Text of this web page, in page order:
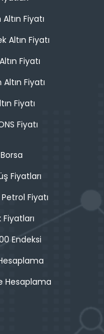
Fiyatı
Altın Fiyatı
Fiyatı
Altın Fiyatı
Fiyatı
Fiyatı
Fiyatları
Fiyatı
Fiyatları
Endeksi
Hesaplama